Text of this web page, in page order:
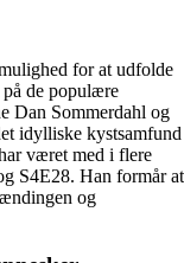
for at udfolde
på de populære
Dan Sommerdahl og
idylliske kystsamfund
været med i flere
S4E28. Han formår at
og